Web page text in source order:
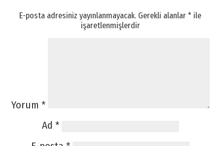
E-posta adresiniz yayınlanmayacak. Gerekli alanlar* ile
işaretlenmişlerdir
Yorum *
Ad *